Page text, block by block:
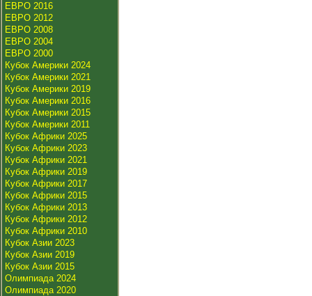
ЕВРО 2016
ЕВРО 2012
ЕВРО 2008
ЕВРО 2004
ЕВРО 2000
Кубок Америки 2024
Кубок Америки 2021
Кубок Америки 2019
Кубок Америки 2016
Кубок Америки 2015
Кубок Америки 2011
Кубок Африки 2025
Кубок Африки 2023
Кубок Африки 2021
Кубок Африки 2019
Кубок Африки 2017
Кубок Африки 2015
Кубок Африки 2013
Кубок Африки 2012
Кубок Африки 2010
Кубок Азии 2023
Кубок Азии 2019
Кубок Азии 2015
Олимпиада 2024
Олимпиада 2020